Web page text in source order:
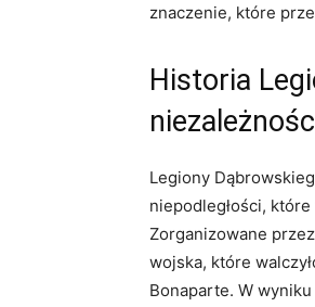
znaczenie, które
Historia
Legiony
niepodległości,
Zorganizowane przez
wojska, które
Bonaparte. W